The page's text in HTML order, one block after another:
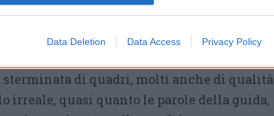
Data Deletion Data Access Privacy Policy
statale d’Arte di Nukusdall’unica guida
di un visitatore – Ravizza si ritrovò
sterminata di quadri, molti anche di qualità
irreale, quasi quanto le parole della guida,